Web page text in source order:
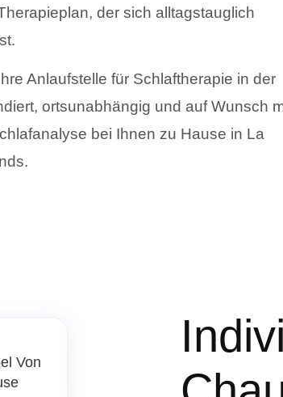
der sich alltagstauglich
Anlaufstelle für Schlaftherapie in der
ortsunabhängig und auf Wunsch
bei Ihnen zu Hause in La
Von